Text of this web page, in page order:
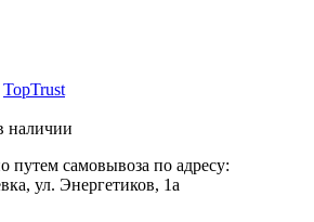
TopTrust
наличии
путем самовывоза по адресу:
ул. Энергетиков, 1а